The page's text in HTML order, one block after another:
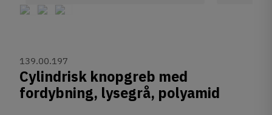
139.00.197
Cylindrisk knopgreb med
fordybning, lysegrå, polyamid